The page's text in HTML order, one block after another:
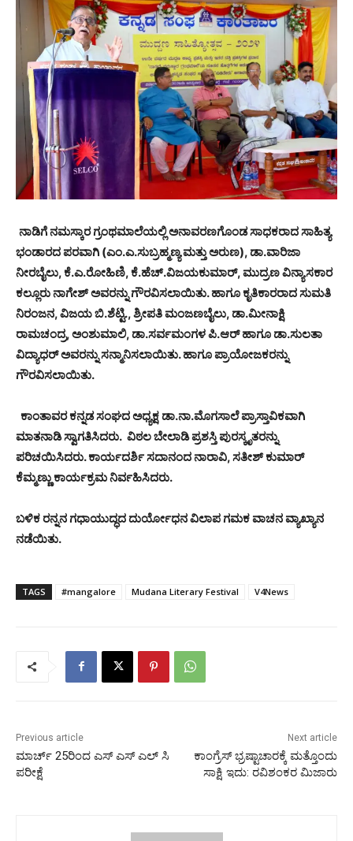
ನಾಡಿಗೆ ನಮಸ್ಕಾರ ಗ್ರಂಥಮಾಲೆಯಲ್ಲಿ ಅನಾವರಣಗೊಂಡ ಸಾಧಕರಾದ ಸಾಹಿತ್ಯ
ಭಂಡಾರದ ಪರವಾಗಿ (ಎಂ.ಎ.ಸುಬ್ರಹ್ಮಣ್ಯ ಮತ್ತು ಅರುಣ), ಡಾ.ವಾರಿಜಾ
ನೀರಬೈಲು, ಕೆ.ಎ.ರೋಹಿಣಿ, ಕೆ.ಹೆಚ್.ವಿಜಯಕುಮಾರ್, ಮುದ್ರಣ ವಿನ್ಯಾಸಕಾರ
ಕಲ್ಲೂರು ನಾಗೇಶ್ ಅವರನ್ನು ಗೌರವಿಸಲಾಯಿತು. ಹಾಗೂ ಕೃತಿಕಾರರಾದ ಸುಮತಿ
ನಿರಂಜನ, ವಿಜಯ ಬಿ.ಶೆಟ್ಟಿ., ಶ್ರೀಪತಿ ಮಂಜಣಬೈಲು, ಡಾ.ಮೀನಾಕ್ಷಿ
ರಾಮಚಂದ್ರ, ಅಂಶುಮಾಲಿ, ಡಾ.ಸರ್ವಮಂಗಳ ಪಿ.ಆರ್ ಹಾಗೂ ಡಾ.ಸುಲತಾ
ವಿದ್ಯಾಧರ್ ಅವರನ್ನು ಸನ್ಮಾನಿಸಲಾಯಿತು. ಹಾಗೂ ಪ್ರಾಯೋಜಕರನ್ನು
ಗೌರವಿಸಲಾಯಿತು.
ಕಾಂತಾವರ ಕನ್ನಡ ಸಂಘದ ಅಧ್ಯಕ್ಷ ಡಾ.ನಾ.ಮೊಗಸಾಲೆ ಪ್ರಾಸ್ತಾವಿಕವಾಗಿ
ಮಾತನಾಡಿ ಸ್ವಾಗತಿಸಿದರು. ವಿಠಲ ಬೇಲಾಡಿ ಪ್ರಶಸ್ತಿ ಪುರಸ್ಕೃತರನ್ನು
ಪರಿಚಯಿಸಿದರು. ಕಾರ್ಯದರ್ಶಿ ಸದಾನಂದ ನಾರಾವಿ, ಸತೀಶ್ ಕುಮಾರ್
ಕೆಮ್ಮಣ್ಣು ಕಾರ್ಯಕ್ರಮ ನಿರ್ವಹಿಸಿದರು.
ಬಳಿಕ ರನ್ನನ ಗಧಾಯುದ್ಧದ ದುರ್ಯೋಧನ ವಿಲಾಪ ಗಮಕ ವಾಚನ ವ್ಯಾಖ್ಯಾನ
ನಡೆಯಿತು.
TAGS #mangalore Mudana Literary Festival V4News
Previous article
ಮಾರ್ಚ್ 25ರಿಂದ ಎಸ್‌ ಎಸ್‌ ಎಲ್‌ ಸಿ
ಪರೀಕ್ಷೆ
Next article
ಕಾಂಗ್ರೆಸ್ ಭ್ರಷ್ಟಾಚಾರಕ್ಕೆ ಮತ್ತೊಂದು
ಸಾಕ್ಷಿ ಇದು: ರವಿಶಂಕರ ಮಿಜಾರು